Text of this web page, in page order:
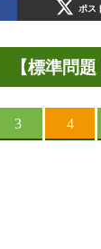
ポス
【標準問題